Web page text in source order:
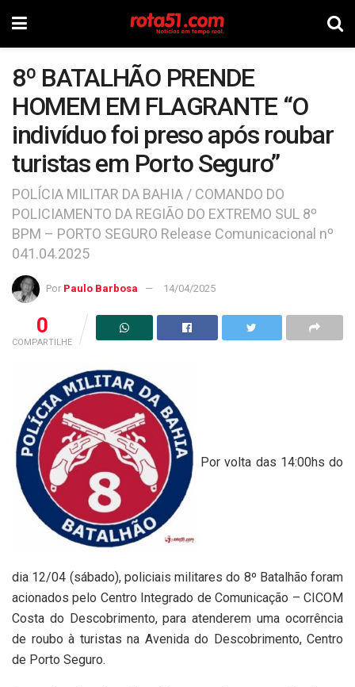
8º BATALHÃO PRENDE
HOMEM EM FLAGRANTE “O
indivíduo foi preso após roubar
turistas em Porto Seguro”
POLÍCIA MILITAR DA BAHIA / COMANDO DO
POLICIAMENTO DA REGIÃO DO EXTREMO SUL 8º
BPM – PORTO SEGURO Release Comunicacional nº
041.04.2025
Por Paulo Barbosa 14/04/2025
0
COMPARTILHE
Por volta das 14:00hs do
dia 12/04 (sábado), policiais militares do 8º Batalhão foram
acionados pelo Centro Integrado de Comunicação – CICOM
Costa do Descobrimento, para atenderem uma ocorrência
de roubo à turistas na Avenida do Descobrimento, Centro
de Porto Seguro.